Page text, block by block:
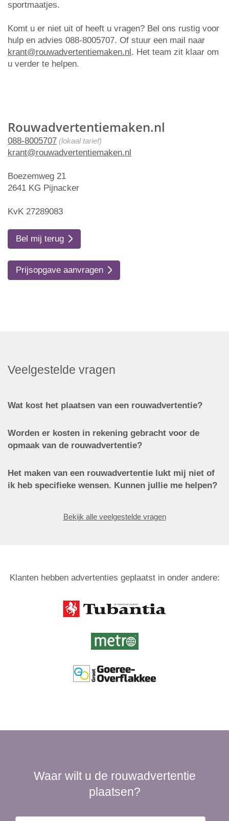
Rouwadvertentiemaken.nl
088-8005707 (lokaal tarief)
krant@rouwadvertentiemaken.nl
Boezemweg 21
2641 KG Pijnacker
KvK 27289083
Bel mij terug
Prijsopgave aanvragen
sportmaatjes.
Komt u er niet uit of heeft u vragen? Bel ons rustig voor
hulp en advies 088-8005707. Of stuur een mail naar
krant@rouwadvertentiemaken.nl. Het team zit klaar om
u verder te helpen.
Veelgestelde vragen
Wat kost het plaatsen van een rouwadvertentie?
Worden er kosten in rekening gebracht voor de
opmaak van de rouwadvertentie?
Het maken van een rouwadvertentie lukt mij niet of
ik heb specifieke wensen. Kunnen jullie me helpen?
Bekijk alle veelgestelde vragen
Klanten hebben advertenties geplaatst in onder andere:
Waar wilt u de rouwadvertentie
plaatsen?